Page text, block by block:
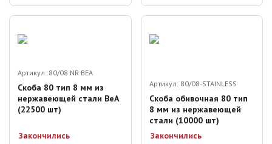
Артикул: 80/08 NR BEA
Скоба 80 тип 8 мм из
нержавеющей стали BeA
(22500 шт)
Закончились
Артикул: 80/08-STAINLESS
Скоба обивочная 80 тип
8 мм из нержавеющей
стали (10000 шт)
Закончились